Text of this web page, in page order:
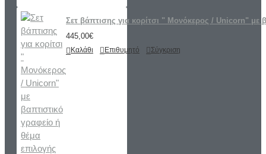
Σετ βάπτισης για κορίτσι " Μονόκερος / Unicorn" με
445,00€
Καλάθι Επιθυμητό Σύγκριση